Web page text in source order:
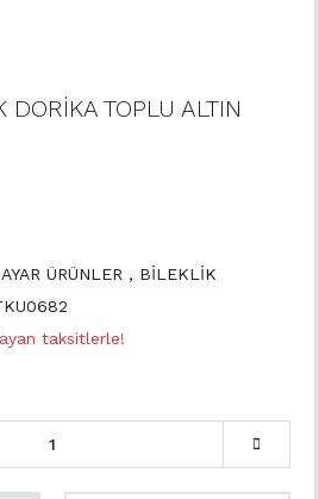
DORİKA TOPLU ALTIN
ÜRÜNLER , BİLEKLİK
taksitlerle!